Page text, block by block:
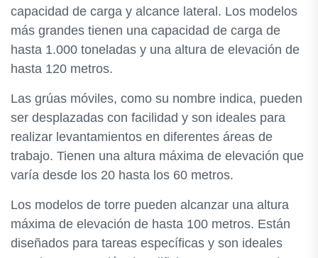
capacidad de carga y alcance lateral. Los modelos
más grandes tienen una capacidad de carga de
hasta 1.000 toneladas y una altura de elevación de
hasta 120 metros.
Las grúas móviles, como su nombre indica, pueden
ser desplazadas con facilidad y son ideales para
realizar levantamientos en diferentes áreas de
trabajo. Tienen una altura máxima de elevación que
varía desde los 20 hasta los 60 metros.
Los modelos de torre pueden alcanzar una altura
máxima de elevación de hasta 100 metros. Están
diseñados para tareas específicas y son ideales